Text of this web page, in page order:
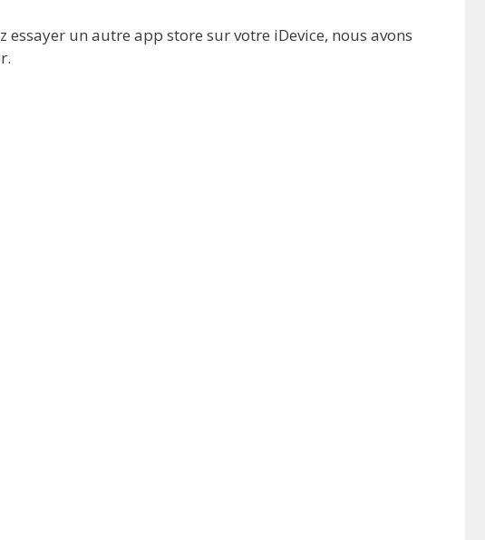
un autre app store sur votre iDevice, nous avons